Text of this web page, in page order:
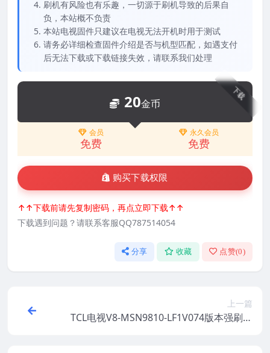
刷机有风险也有乐趣，一切源于刷机导致的后果自
负，本站概不负责
本站电视固件只建议在电视无法开机时用于测试
请务必详细检查固件介绍是否与机型匹配，如遇支付
后无法下载或下载链接失效，请联系我们处理
下载
20金币
会员
免费
永久会员
免费
购买下载权限
↑↑下载前请先复制密码，再点立即下载↑↑
下载遇到问题？请联系客服QQ787514054
分享 收藏 点赞(0)
上一篇
TCL电视V8-MSN9810-LF1V074版本强刷电